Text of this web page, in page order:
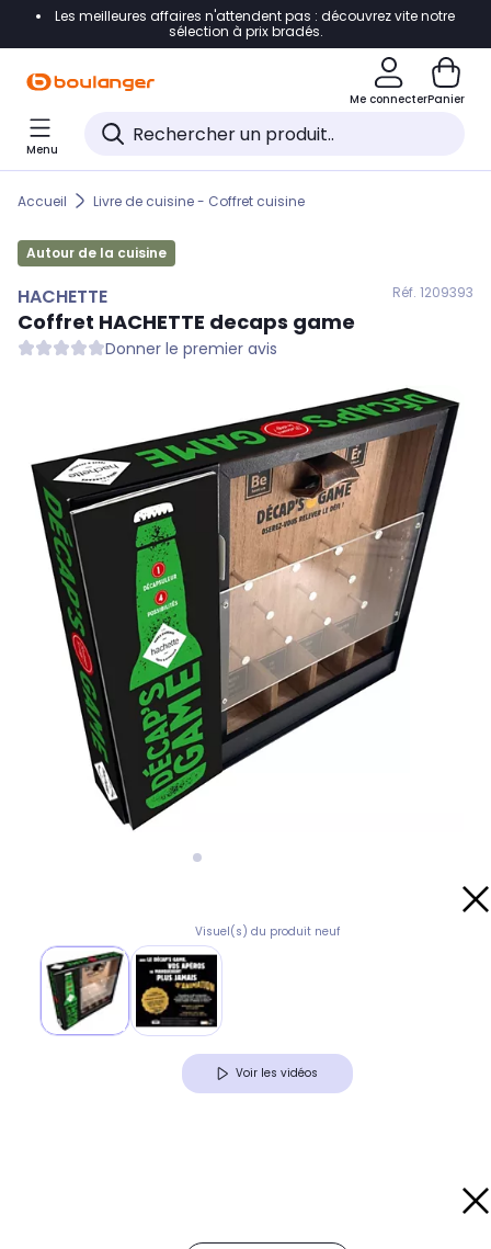
Accéder directement à la navigation
Accéder directement au pied de page
Accéder directement au chatbot
Les meilleures affaires n'attendent pas : découvrez vite notre
sélection à prix bradés.
Me connecterPanier
Menu
Accueil Livre de cuisine - Coffret cuisine
Autour de la cuisine
HACHETTE Réf. 1209393
Coffret HACHETTE decaps game
Donner le premier avis
Visuel(s) du produit neuf
Voir les vidéos